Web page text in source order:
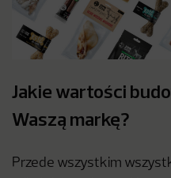
Jakie wartości
Waszą markę?
Przede wszystkim